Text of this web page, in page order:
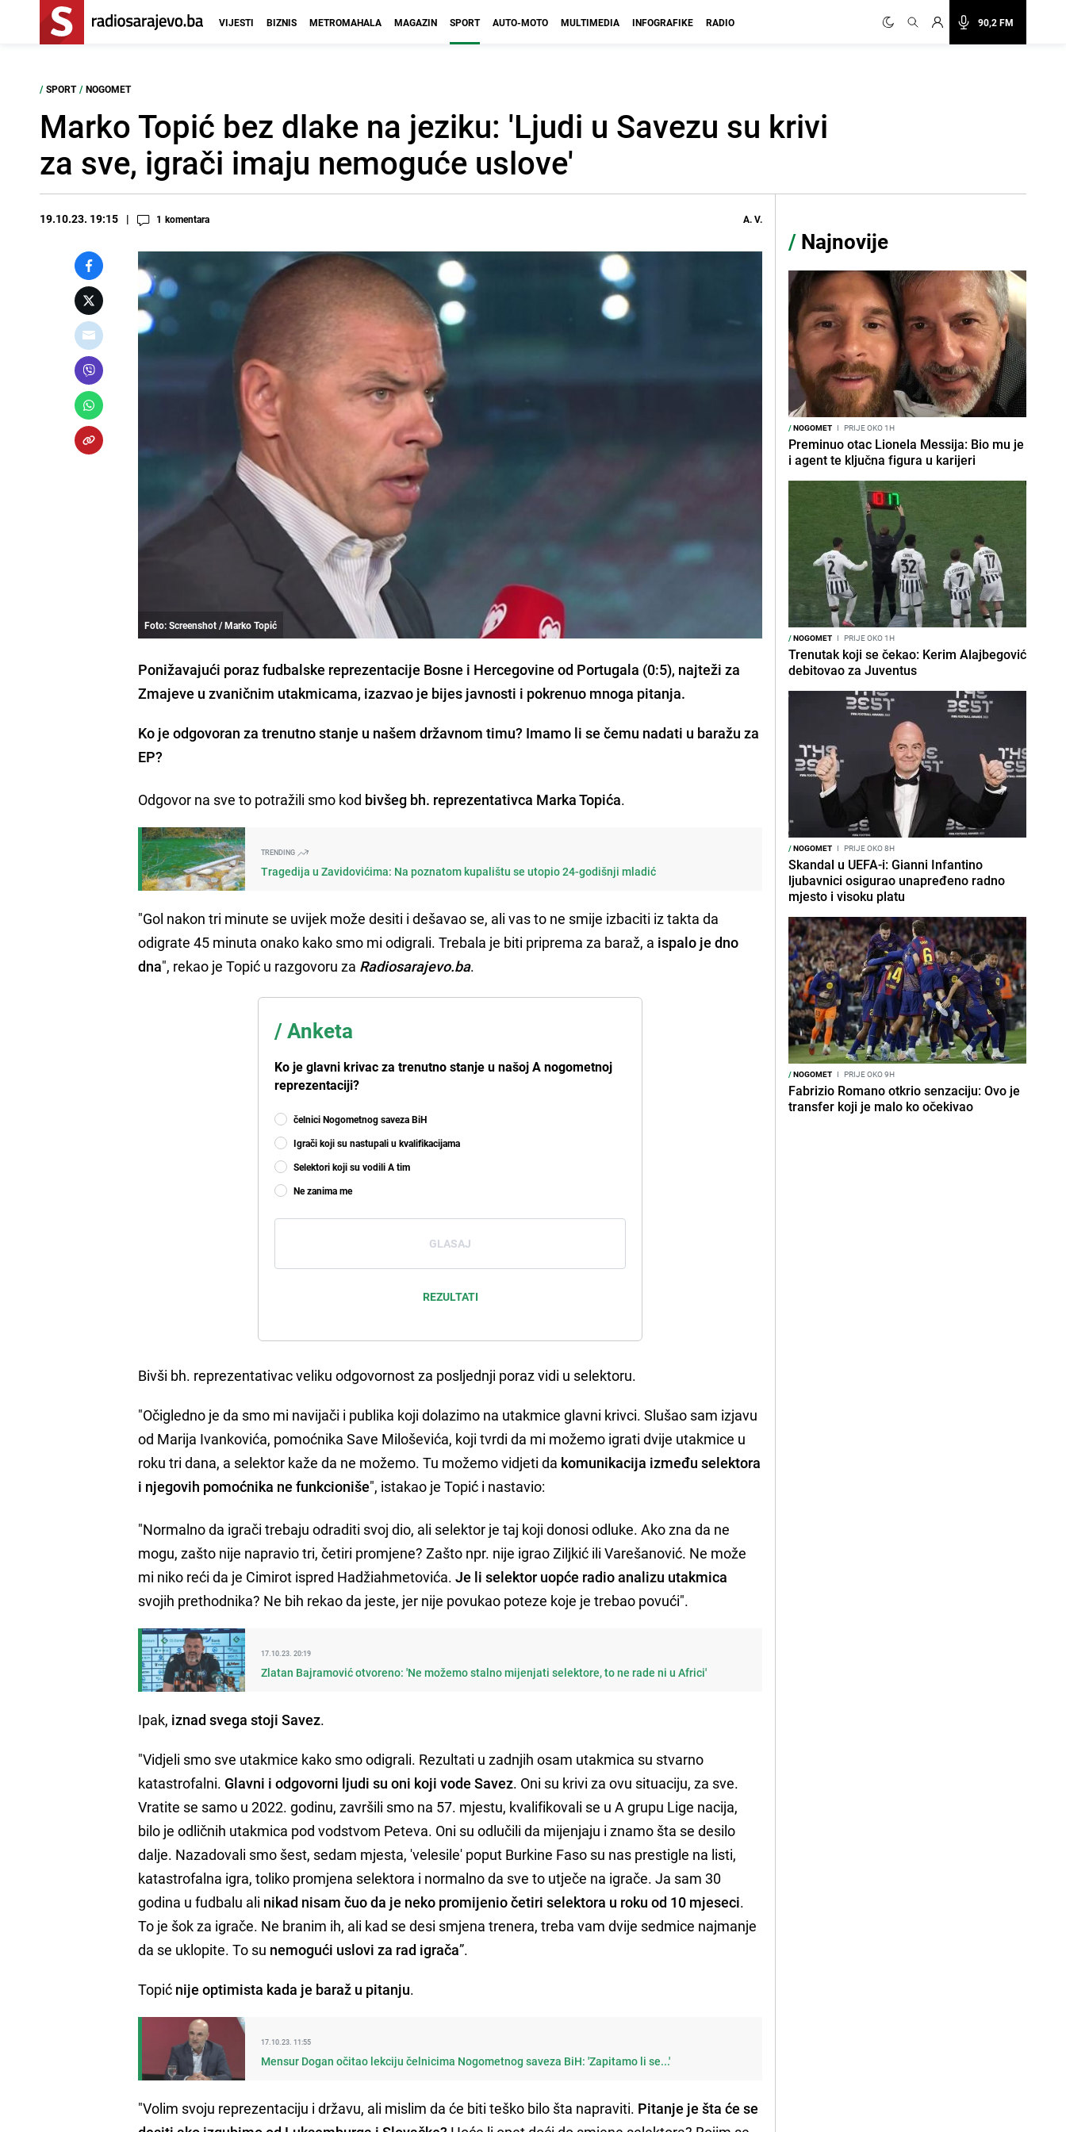
90,2 FM
VIJESTI BIZNIS METROMAHALA MAGAZIN SPORT AUTO-MOTO MULTIMEDIA INFOGRAFIKE RADIO
/ SPORT / NOGOMET
Marko Topić bez dlake na jeziku: 'Ljudi u Savezu su krivi
za sve, igrači imaju nemoguće uslove'
19.10.23. 19:15 1 komentara A. V.
Foto: Screenshot / Marko Topić
Ponižavajući poraz fudbalske reprezentacije Bosne i Hercegovine od Portugala (0:5), najteži za
Zmajeve u zvaničnim utakmicama, izazvao je bijes javnosti i pokrenuo mnoga pitanja.
Ko je odgovoran za trenutno stanje u našem državnom timu? Imamo li se čemu nadati u baražu za
EP?
Odgovor na sve to potražili smo kod bivšeg bh. reprezentativca Marka Topića.
TRENDING
Tragedija u Zavidovićima: Na poznatom kupalištu se utopio 24-godišnji mladić
"Gol nakon tri minute se uvijek može desiti i dešavao se, ali vas to ne smije izbaciti iz takta da
odigrate 45 minuta onako kako smo mi odigrali. Trebala je biti priprema za baraž, a ispalo je dno
dna", rekao je Topić u razgovoru za Radiosarajevo.ba.
/Anketa
Ko je glavni krivac za trenutno stanje u našoj A nogometnoj
reprezentaciji?
čelnici Nogometnog saveza BiH
Igrači koji su nastupali u kvalifikacijama
Selektori koji su vodili A tim
Ne zanima me
GLASAJ
REZULTATI
Bivši bh. reprezentativac veliku odgovornost za posljednji poraz vidi u selektoru.
"Očigledno je da smo mi navijači i publika koji dolazimo na utakmice glavni krivci. Slušao sam izjavu
od Marija Ivankovića, pomoćnika Save Miloševića, koji tvrdi da mi možemo igrati dvije utakmice u
roku tri dana, a selektor kaže da ne možemo. Tu možemo vidjeti da komunikacija između selektora
i njegovih pomoćnika ne funkcioniše", istakao je Topić i nastavio:
"Normalno da igrači trebaju odraditi svoj dio, ali selektor je taj koji donosi odluke. Ako zna da ne
mogu, zašto nije napravio tri, četiri promjene? Zašto npr. nije igrao Ziljkić ili Varešanović. Ne može
mi niko reći da je Cimirot ispred Hadžiahmetovića.Je li selektor uopće radio analizu utakmica
svojih prethodnika? Ne bih rekao da jeste, jer nije povukao poteze koje je trebao povući".
17.10.23. 20:19
Zlatan Bajramović otvoreno: 'Ne možemo stalno mijenjati selektore, to ne rade ni u Africi'
Ipak, iznad svega stoji Savez.
"Vidjeli smo sve utakmice kako smo odigrali. Rezultati u zadnjih osam utakmica su stvarno
katastrofalni. Glavni i odgovorni ljudi su oni koji vode Savez. Oni su krivi za ovu situaciju, za sve.
Vratite se samo u 2022. godinu, završili smo na 57. mjestu, kvalifikovali se u A grupu Lige nacija,
bilo je odličnih utakmica pod vodstvom Peteva. Oni su odlučili da mijenjaju i znamo šta se desilo
dalje. Nazadovali smo šest, sedam mjesta, 'velesile' poput Burkine Faso su nas prestigle na listi,
katastrofalna igra, toliko promjena selektora i normalno da sve to utječe na igrače. Ja sam 30
godina u fudbalu ali nikad nisam čuo da je neko promijenio četiri selektora u roku od 10 mjeseci.
To je šok za igrače. Ne branim ih, ali kad se desi smjena trenera, treba vam dvije sedmice najmanje
da se uklopite. To su nemogući uslovi za rad igrača”.
Topić nije optimista kada je baraž u pitanju.
17.10.23. 11:55
Mensur Dogan očitao lekciju čelnicima Nogometnog saveza BiH: 'Zapitamo li se...'
"Volim svoju reprezentaciju i državu, ali mislim da će biti teško bilo šta napraviti. Pitanje je šta će se
/ Najnovije
/NOGOMET I PRIJE OKO 1H
Preminuo otac Lionela Messija: Bio mu je
i agent te ključna figura u karijeri
/NOGOMET I PRIJE OKO 1H
Trenutak koji se čekao: Kerim Alajbegović
debitovao za Juventus
/NOGOMET I PRIJE OKO 8H
Skandal u UEFA-i: Gianni Infantino
ljubavnici osigurao unapređeno radno
mjesto i visoku platu
/NOGOMET I PRIJE OKO 9H
Fabrizio Romano otkrio senzaciju: Ovo je
transfer koji je malo ko očekivao